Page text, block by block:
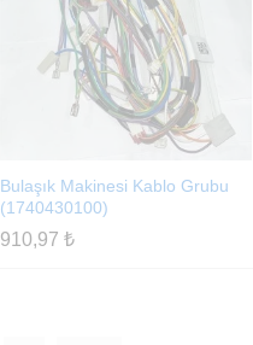
Bulaşık Makinesi Kablo Grubu
(1740430100)
910,97 ₺